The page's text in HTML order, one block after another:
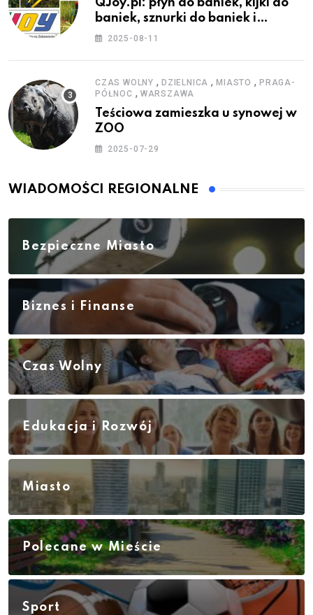
QJoy.pl: płyn do baniek, kijki do
baniek, sznurki do baniek i
zestawy do baniek
2025-08-11
CZAS WOLNY , DZIELNICA ,MIASTO ,PRAGA-
PÓŁNOC , WARSZAWA
Teściowa zamieszka u synowej w
ZOO
2025-07-29
WIADOMOŚCI REGIONALNE
Bezpieczne Miasto
Biznes i Finanse
Czas Wolny
Edukacja i Rozwój
Miasto
Polecane w Mieście
Sport